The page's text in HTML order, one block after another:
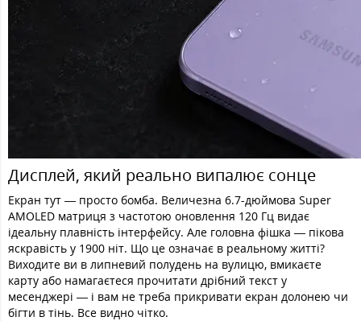
Дисплей, який реально випалює сонце
Екран тут — просто бомба. Величезна 6.7-дюймова Super
AMOLED матриця з частотою оновлення 120 Гц видає
ідеальну плавність інтерфейсу. Але головна фішка — пікова
яскравість у 1900 ніт. Що це означає в реальному житті?
Виходите ви в липневий полудень на вулицю, вмикаєте
карту або намагаєтеся прочитати дрібний текст у
месенджері — і вам не треба прикривати екран долонею чи
бігти в тінь. Все видно чітко.